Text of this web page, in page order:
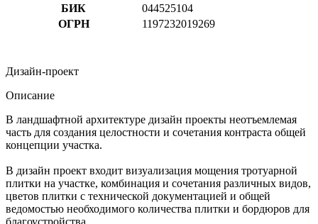
БИК
044525104
ОГРН
1197232019269
Дизайн-проект
Описание
В ландшафтной архитектуре дизайн проекты неотъемлемая
часть для создания целостности и сочетания контраста общей
концепции участка.
В дизайн проект входит визуализация мощения тротуарной
плитки на участке, комбинация и сочетания различных видов,
цветов плитки с технической документацией и общей
ведомостью необходимого количества плитки и бордюров для